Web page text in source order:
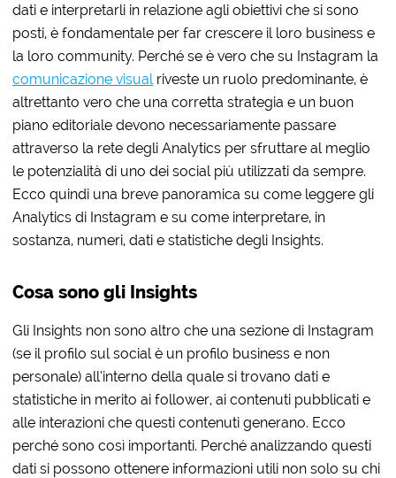
dati e interpretarli in relazione agli obiettivi che si sono
posti, è fondamentale per far crescere il loro business e
la loro community. Perché se è vero che su Instagram la
comunicazione visual riveste un ruolo predominante, è
altrettanto vero che una corretta strategia e un buon
piano editoriale devono necessariamente passare
attraverso la rete degli Analytics per sfruttare al meglio
le potenzialità di uno dei social più utilizzati da sempre.
Ecco quindi una breve panoramica su come leggere gli
Analytics di Instagram e su come interpretare, in
sostanza, numeri, dati e statistiche degli Insights.
Cosa sono gli Insights
Gli Insights non sono altro che una sezione di Instagram
(se il profilo sul social è un profilo business e non
personale) all’interno della quale si trovano dati e
statistiche in merito ai follower, ai contenuti pubblicati e
alle interazioni che questi contenuti generano. Ecco
perché sono così importanti. Perché analizzando questi
dati si possono ottenere informazioni utili non solo su chi